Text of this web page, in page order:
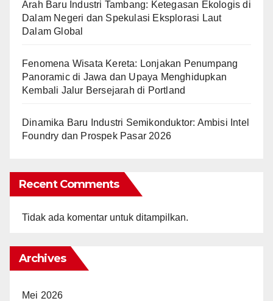
Arah Baru Industri Tambang: Ketegasan Ekologis di
Dalam Negeri dan Spekulasi Eksplorasi Laut
Dalam Global
Fenomena Wisata Kereta: Lonjakan Penumpang
Panoramic di Jawa dan Upaya Menghidupkan
Kembali Jalur Bersejarah di Portland
Dinamika Baru Industri Semikonduktor: Ambisi Intel
Foundry dan Prospek Pasar 2026
Recent Comments
Tidak ada komentar untuk ditampilkan.
Archives
Mei 2026